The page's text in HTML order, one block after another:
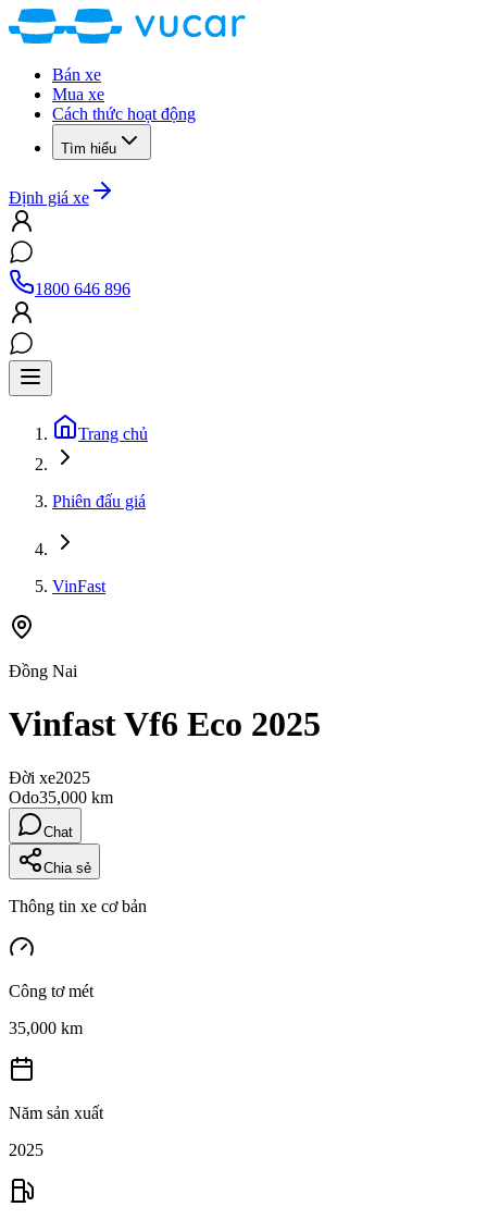
Bán xe
Mua xe
Cách thức hoạt động
Tìm hiểu
Định giá xe
1800 646 896
Trang chủ
Phiên đấu giá
VinFast
Đồng Nai
Vinfast Vf6 Eco 2025
Đời xe2025
Odo35,000 km
Chat
Chia sẻ
Thông tin xe cơ bản
Công tơ mét
35,000 km
Năm sản xuất
2025